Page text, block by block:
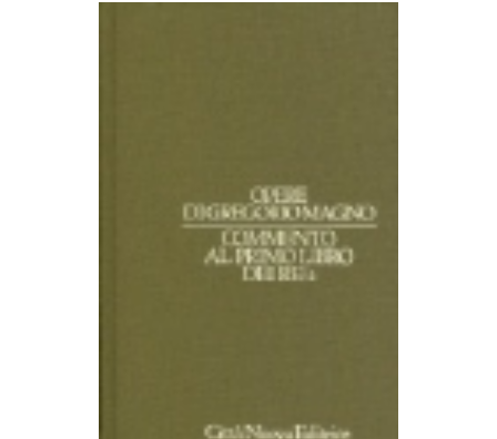
AGGIUNGI AL CARRELLO